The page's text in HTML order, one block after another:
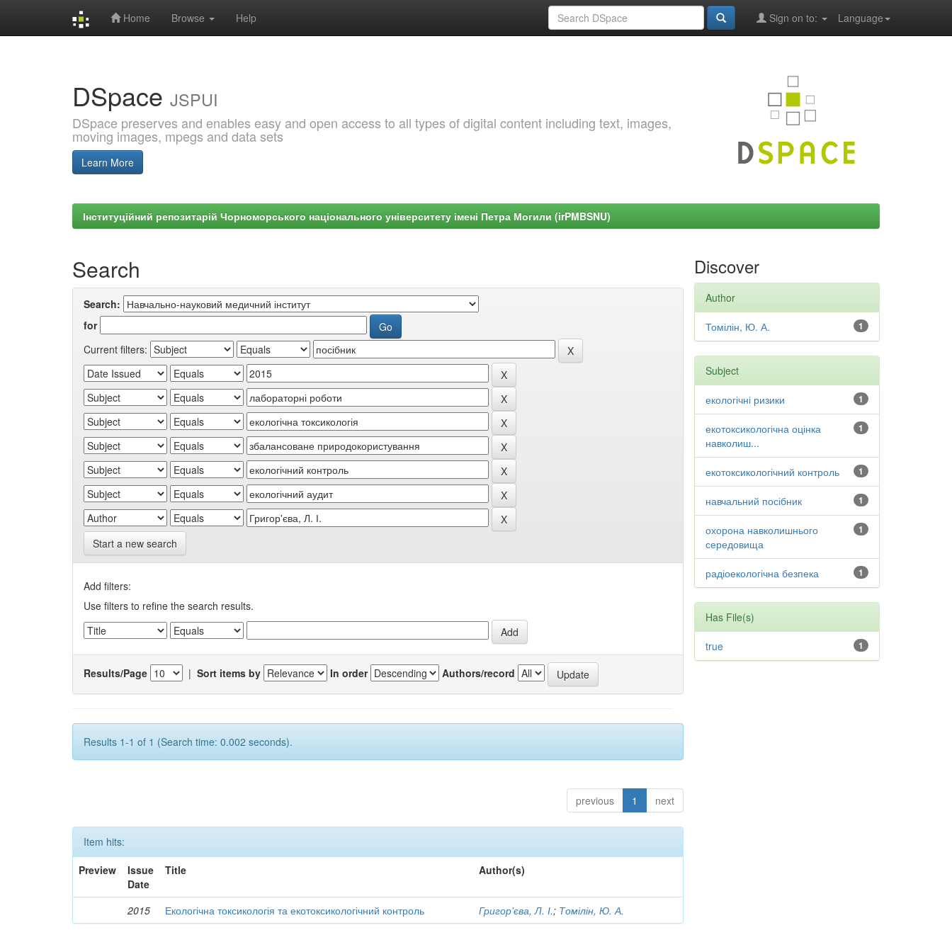
Home Browse Help Language
Sign on to:
DSpace JSPUI
DSpace preserves and enables easy and open access to all types of digital content including text, images,
moving images, mpegs and data sets
Learn More
Інституційний репозитарій Чорноморського національного університету імені Петра Могили (irPMBSNU)
Search
Search:
for
Current filters:
Start a new search
Add filters:
Use filters to refine the search results.
Results/Page | Sort items by In order Authors/record
Results 1-1 of 1 (Search time: 0.002 seconds).
previous 1 next
Item hits:
Preview
Issue
Date
Title Author(s)
2015 Екологічна токсикологія та екотоксикологічний контроль Григор'єва, Л. І.; Томілін, Ю. А.
Discover
Author
1
Томілін, Ю. А.
Subject
1
екологічні ризики
1
екотоксикологічна оцінка
навколиш...
1
екотоксикологічний контроль
1
навчальний посібник
1
охорона навколишнього
середовища
1
радіоекологічна безпека
Has File(s)
1
true